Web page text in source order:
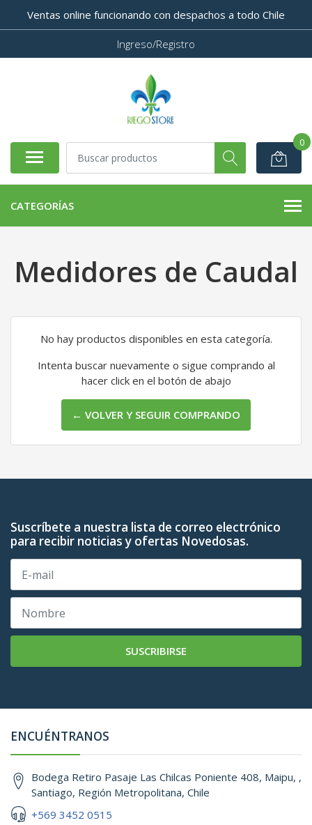
Ventas online funcionando con despachos a todo Chile
Ingreso/Registro
0
CATEGORÍAS
Medidores de Caudal
No hay productos disponibles en esta categoría.
Intenta buscar nuevamente o sigue comprando al
hacer click en el botón de abajo
← VOLVER Y SEGUIR COMPRANDO
Suscríbete a nuestra lista de correo electrónico
para recibir noticias y ofertas Novedosas.
SUSCRIBIRSE
ENCUÉNTRANOS
Bodega Retiro Pasaje Las Chilcas Poniente 408, Maipu, ,
Santiago, Región Metropolitana, Chile
+569 3452 0515